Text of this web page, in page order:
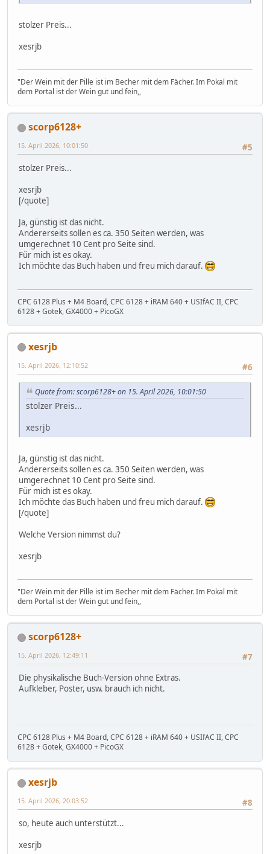
stolzer Preis...
xesrjb
"Der Wein mit der Pille ist im Becher mit dem Fächer. Im Pokal mit
dem Portal ist der Wein gut und fein,,
scorp6128+
#5
15. April 2026, 10:01:50
stolzer Preis...
xesrjb
[/quote]
Ja, günstig ist das nicht.
Andererseits sollen es ca. 350 Seiten werden, was
umgerechnet 10 Cent pro Seite sind.
Für mich ist es okay.
Ich möchte das Buch haben und freu mich darauf.
CPC 6128 Plus + M4 Board, CPC 6128 + iRAM 640 + USIfAC II, CPC
6128 + Gotek, GX4000 + PicoGX
xesrjb
#6
15. April 2026, 12:10:52
Quote from: scorp6128+ on 15. April 2026, 10:01:50
stolzer Preis...
xesrjb
Ja, günstig ist das nicht.
Andererseits sollen es ca. 350 Seiten werden, was
umgerechnet 10 Cent pro Seite sind.
Für mich ist es okay.
Ich möchte das Buch haben und freu mich darauf.
[/quote]
Welche Version nimmst du?
xesrjb
"Der Wein mit der Pille ist im Becher mit dem Fächer. Im Pokal mit
dem Portal ist der Wein gut und fein,,
scorp6128+
#7
15. April 2026, 12:49:11
Die physikalische Buch-Version ohne Extras.
Aufkleber, Poster, usw. brauch ich nicht.
CPC 6128 Plus + M4 Board, CPC 6128 + iRAM 640 + USIfAC II, CPC
6128 + Gotek, GX4000 + PicoGX
xesrjb
#8
15. April 2026, 20:03:52
so, heute auch unterstützt...
xesrjb